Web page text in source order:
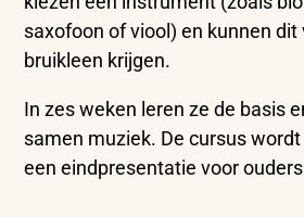
saxofoon of viool) en kunnen dit
bruikleen krijgen.
In zes weken leren ze de basis
samen muziek. De cursus
een eindpresentatie voor